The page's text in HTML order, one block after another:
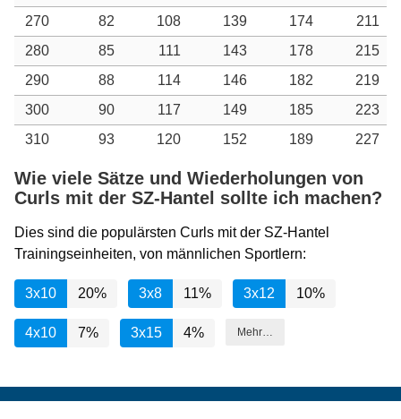
270
82 108 139 174
211
280
85 111 143 178
215
290
88 114 146 182
219
300
90 117 149 185
223
310
93 120 152 189 227
Wie viele Sätze und Wiederholungen von
Curls mit der SZ-Hantel sollte ich machen?
Dies sind die populärsten Curls mit der SZ-Hantel
Trainingseinheiten, von männlichen Sportlern:
3x10 20% 3x8 11% 3x12 10%
4x10 7% 3x15 4% Mehr…